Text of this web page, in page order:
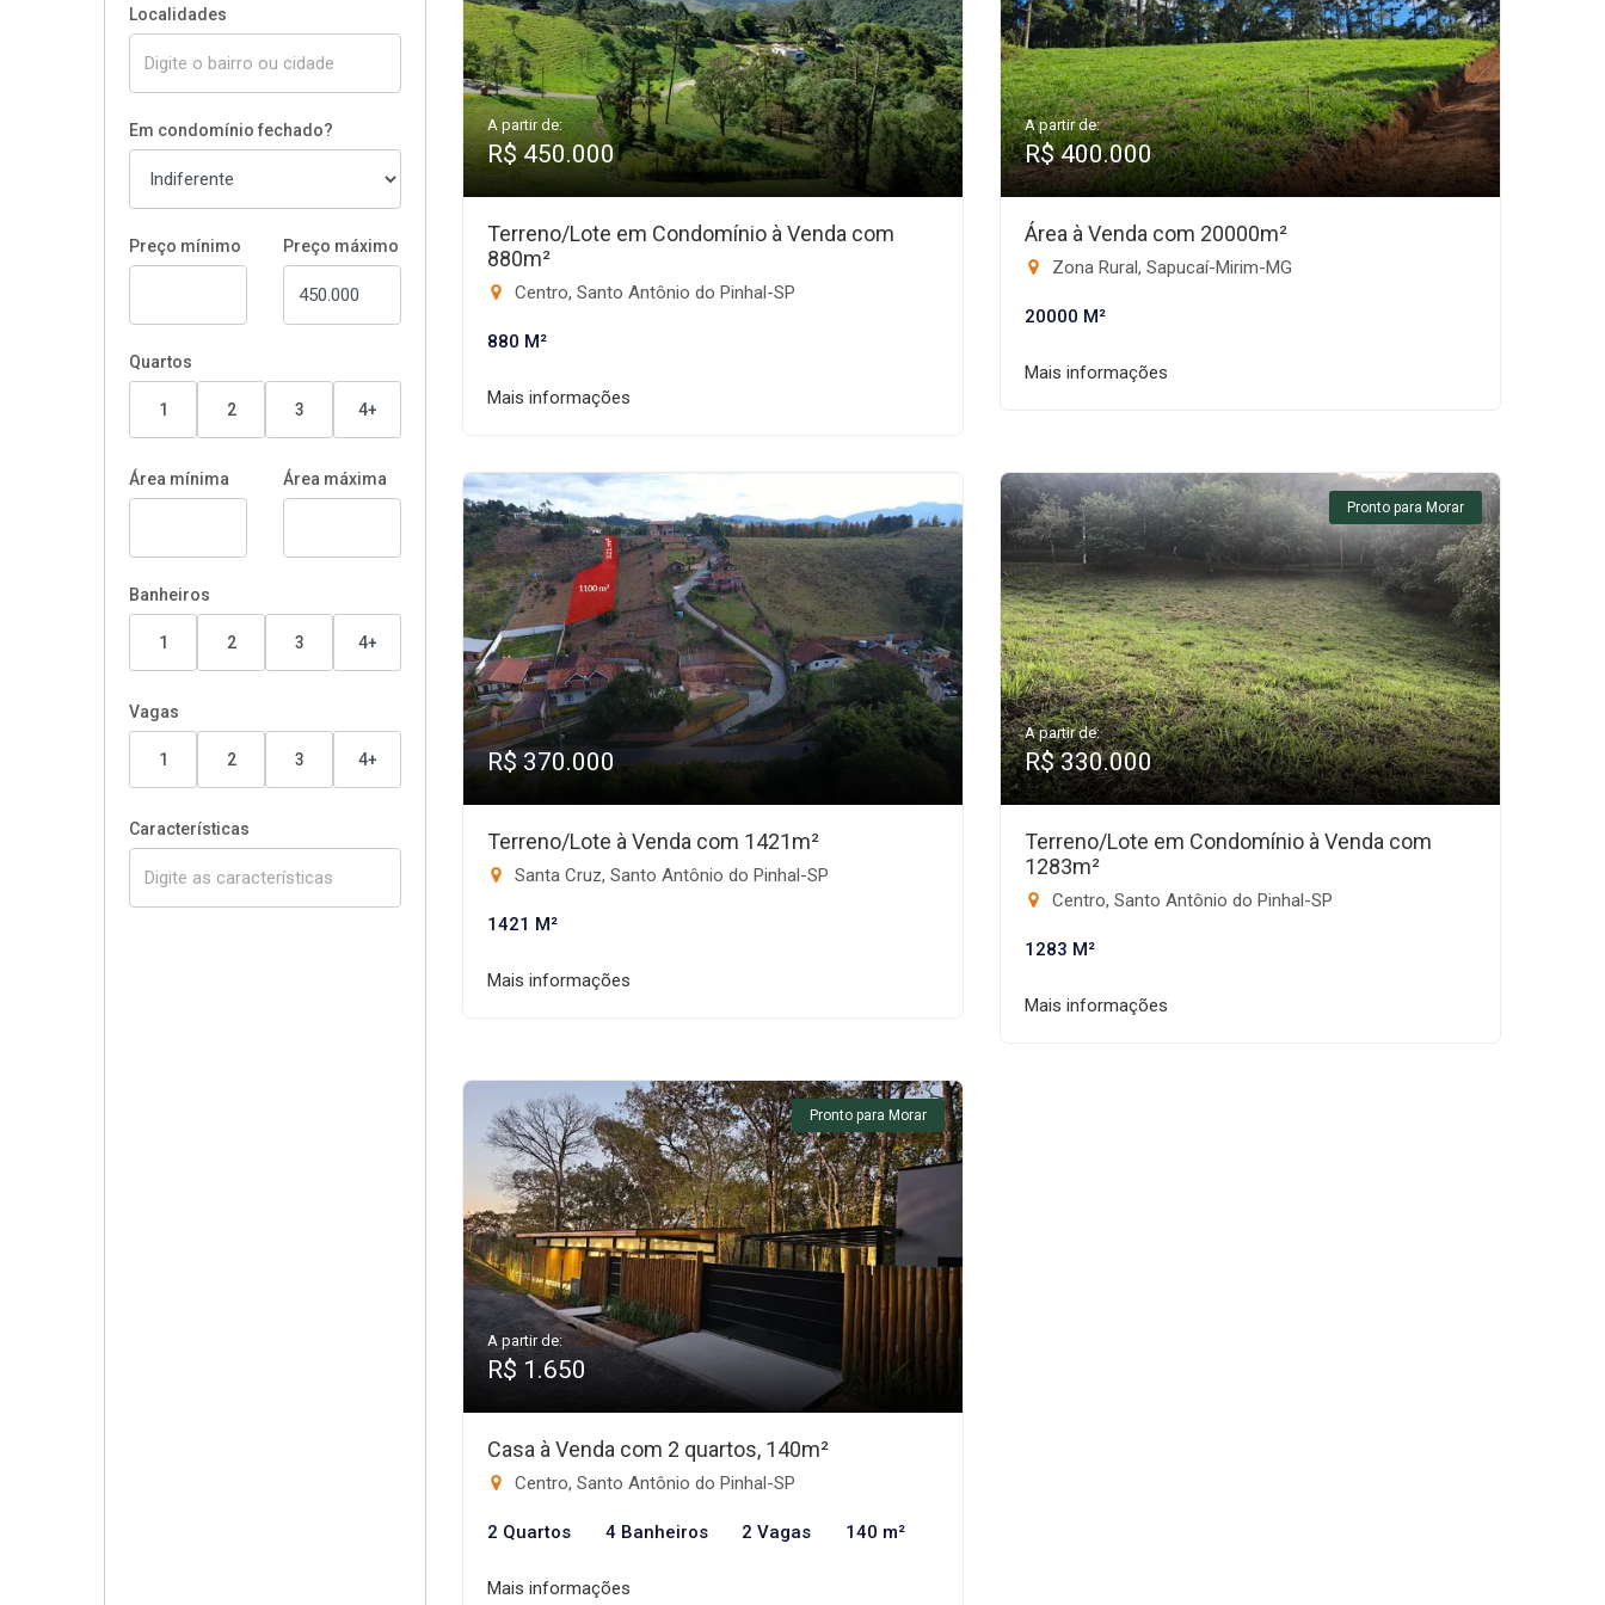
Localidades
Em condomínio fechado?
Preço mínimo Preço máximo
Quartos
1 2 3 4+
Área mínima Área máxima
Banheiros
1 2 3 4+
Vagas
1 2 3 4+
Características
A partir de:
R$ 450.000
Terreno/Lote em Condomínio à Venda com
880m²
Centro, Santo Antônio do Pinhal-SP
880 M²
Mais informações
A partir de:
R$ 400.000
Área à Venda com 20000m²
Zona Rural, Sapucaí-Mirim-MG
20000 M²
Mais informações
R$ 370.000
Terreno/Lote à Venda com 1421m²
Santa Cruz, Santo Antônio do Pinhal-SP
1421 M²
Mais informações
Pronto para Morar
A partir de:
R$ 330.000
Terreno/Lote em Condomínio à Venda com
1283m²
Centro, Santo Antônio do Pinhal-SP
1283 M²
Mais informações
Pronto para Morar
A partir de:
R$ 1.650
Casa à Venda com 2 quartos, 140m²
Centro, Santo Antônio do Pinhal-SP
2 Quartos 4 Banheiros 2 Vagas 140 m²
Mais informações